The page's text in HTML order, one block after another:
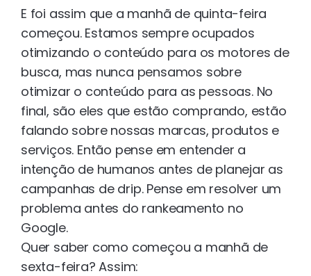
E foi assim que a manhã de quinta-feira
começou. Estamos sempre ocupados
otimizando o conteúdo para os motores de
busca, mas nunca pensamos sobre
otimizar o conteúdo para as pessoas. No
final, são eles que estão comprando, estão
falando sobre nossas marcas, produtos e
serviços. Então pense em entender a
intenção de humanos antes de planejar as
campanhas de drip. Pense em resolver um
problema antes do rankeamento no
Google.
Quer saber como começou a manhã de
sexta-feira? Assim: